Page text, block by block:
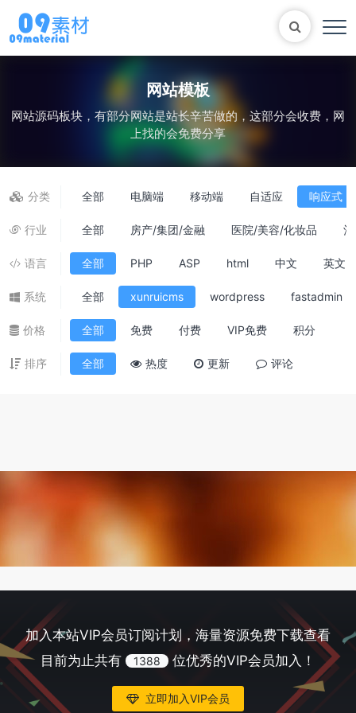
Bootstrap 表单 尼尔机械纪元 轮播
知识库
网站模板
网站源码板块，有部分网站是站长辛苦做的，这部分会收费，网
上找的会免费分享
分类 全部 电脑端 移动端 自适应 响应式
行业 全部 房产/集团/金融 医院/美容/化妆品
语言 全部 PHP ASP html 中文 英文
系统 全部 xunruicms wordpress fastadmin
价格 全部 免费 付费 VIP免费 积分
排序 全部 热度 更新 评论
加入本站VIP会员订阅计划，海量资源免费下载查看
目前为止共有
1388 位优秀的VIP会员加入！
立即加入VIP会员